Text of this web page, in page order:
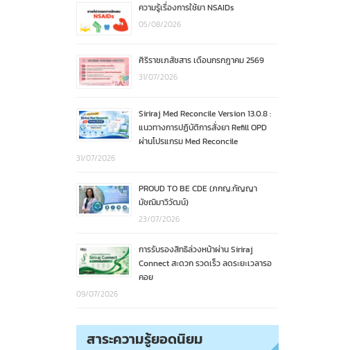
ความรู้เรื่องการใช้ยา NSAIDs
05/08/2026
ศิริราชเภสัชสาร เดือนกรกฎาคม 2569
31/07/2026
Siriraj Med Reconcile Version 13.0.8 :
แนวทางการปฏิบัติการสั่งยา Refill OPD
ผ่านโปรแกรม Med Reconcile
31/07/2026
PROUD TO BE CDE (ภกญ.กัญญา
มัชฌิมาวิวัฒน์)
23/07/2026
การรับรองสิทธิล่วงหน้าผ่าน Siriraj
Connect สะดวก รวดเร็ว ลดระยะเวลารอ
คอย
09/07/2026
สาระความรู้ยอดนิยม